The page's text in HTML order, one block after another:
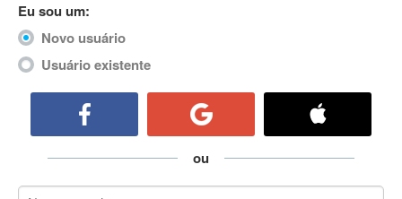
ActionScript 3
Active Directory
ActiveCollab
ActiveX
ActiveX Data Objects (ADO)
Ada
Adianti Framework
ADK
Eu sou um:
Novo usuário
Usuário existente
ou